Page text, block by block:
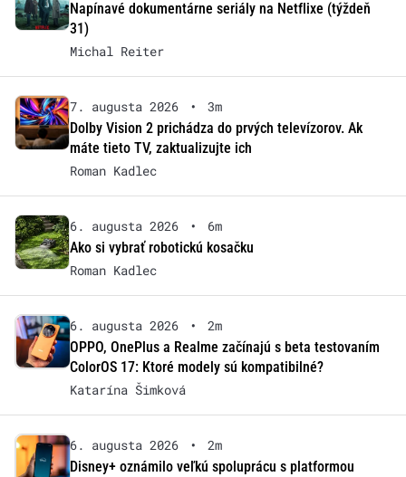
Napínavé dokumentárne seriály na Netflixe (týždeň
31)
Michal Reiter
7. augusta 2026 •
3m
Dolby Vision 2 prichádza do prvých televízorov. Ak
máte tieto TV, zaktualizujte ich
Roman Kadlec
6. augusta 2026 •
6m
Ako si vybrať robotickú kosačku
Roman Kadlec
6. augusta 2026 •
2m
OPPO, OnePlus a Realme začínajú s beta testovaním
ColorOS 17: Ktoré modely sú kompatibilné?
Katarína Šimková
6. augusta 2026 •
2m
Disney+ oznámilo veľkú spoluprácu s platformou